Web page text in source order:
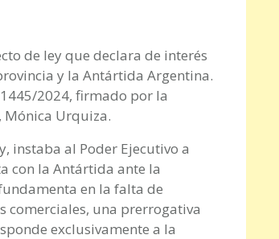
de ley que declara de interés
y la Antártida Argentina.
2024, firmado por la
Mónica Urquiza.
instaba al Poder Ejecutivo a
con la Antártida ante la
en la falta de
comerciales, una prerrogativa
exclusivamente a la